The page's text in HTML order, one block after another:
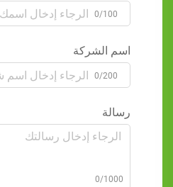
0/100
اسم الشركة
0/200
رسالة
0/1000